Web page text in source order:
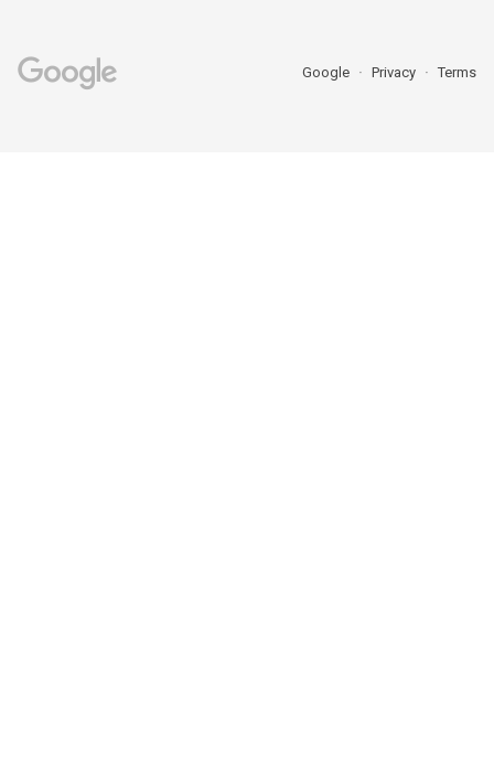
Google Privacy Terms